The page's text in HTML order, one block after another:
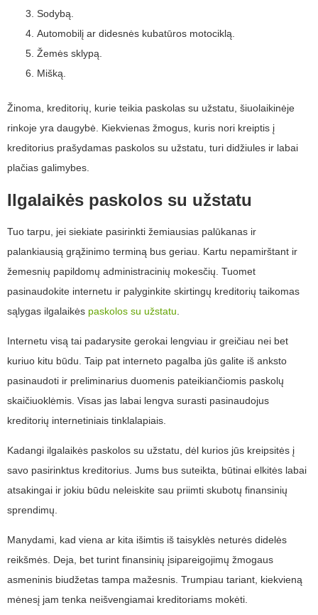
Sodybą.
Automobilį ar didesnės kubatūros motociklą.
Žemės sklypą.
Mišką.
Žinoma, kreditorių, kurie teikia paskolas su užstatu, šiuolaikinėje
rinkoje yra daugybė. Kiekvienas žmogus, kuris nori kreiptis į
kreditorius prašydamas paskolos su užstatu, turi didžiules ir labai
plačias galimybes.
Ilgalaikės paskolos su užstatu
Tuo tarpu, jei siekiate pasirinkti žemiausias palūkanas ir
palankiausią grąžinimo terminą bus geriau. Kartu nepamirštant ir
žemesnių papildomų administracinių mokesčių. Tuomet
pasinaudokite internetu ir palyginkite skirtingų kreditorių taikomas
sąlygas ilgalaikės paskolos su užstatu
Internetu visą tai padarysite gerokai lengviau ir greičiau nei bet
kuriuo kitu būdu. Taip pat interneto pagalba jūs galite iš anksto
pasinaudoti ir preliminarius duomenis pateikiančiomis paskolų
skaičiuoklėmis. Visas jas labai lengva surasti pasinaudojus
kreditorių internetiniais tinklalapiais.
Kadangi ilgalaikės paskolos su užstatu, dėl kurios jūs kreipsitės į
savo pasirinktus kreditorius. Jums bus suteikta, būtinai elkitės labai
atsakingai ir jokiu būdu neleiskite sau priimti skubotų finansinių
sprendimų.
Manydami, kad viena ar kita išimtis iš taisyklės neturės didelės
reikšmės. Deja, bet turint finansinių įsipareigojimų žmogaus
asmeninis biudžetas tampa mažesnis. Trumpiau tariant, kiekvieną
mėnesį jam tenka neišvengiamai kreditoriams mokėti.